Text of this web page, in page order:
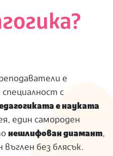
е
специалност с
е науката
един самороден
нешлифован диамант,
въглен без блясък.